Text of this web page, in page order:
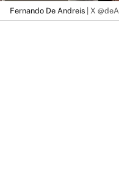
Fernando De Andreis | X